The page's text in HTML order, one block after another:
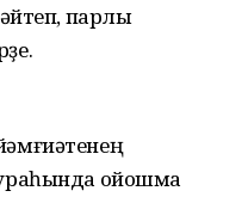
парлы
ойошма